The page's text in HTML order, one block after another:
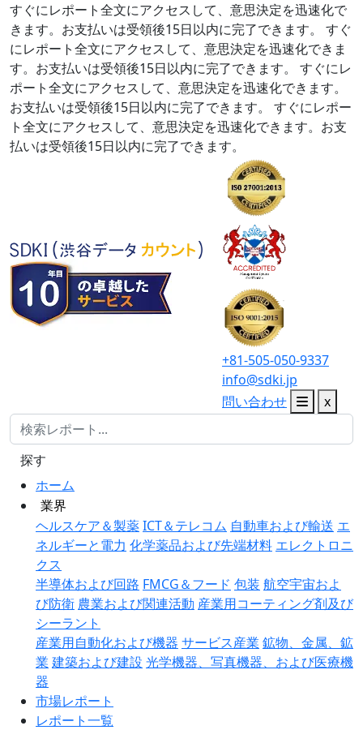
すぐにレポート全文にアクセスして、意思決定を迅速化で
きます。お支払いは受領後15日以内に完了できます。
すぐ
にレポート全文にアクセスして、意思決定を迅速化できま
す。お支払いは受領後15日以内に完了できます。
すぐにレ
ポート全文にアクセスして、意思決定を迅速化できます。
お支払いは受領後15日以内に完了できます。
すぐにレポー
ト全文にアクセスして、意思決定を迅速化できます。お支
払いは受領後15日以内に完了できます。
+81-505-050-9337
info@sdki.jp
問い合わせ
x
ホーム
業界
ヘルスケア＆製薬ICT＆テレコム 自動車および輸送 エ
ネルギーと電力 化学薬品および先端材料 エレクトロニ
クス
半導体および回路 FMCG＆フード 包装 航空宇宙およ
び防衛 農業および関連活動 産業用コーティング剤及び
シーラント
産業用自動化および機器 サービス産業 鉱物、金属、鉱
業 建築および建設 光学機器、写真機器、および医療機
器
市場レポート
レポート一覧
探す